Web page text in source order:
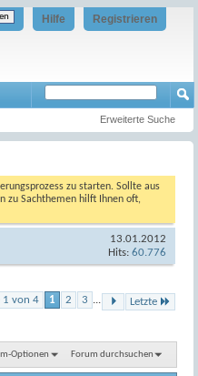
Registrieren
Hilfe
Erweiterte Suche
zu starten. Sollte aus
zu Sachthemen hilft Ihnen oft,
13.01.2012
Hits: 60.776
1 von 4 1 2 3 ... Letzte
Optionen Forum durchsuchen